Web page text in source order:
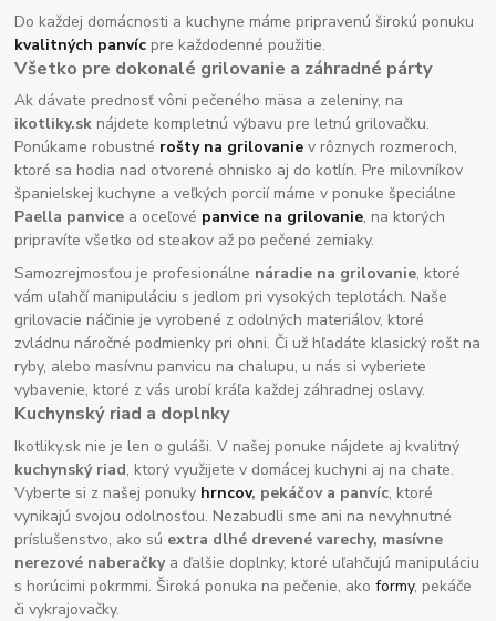
Do každej domácnosti a kuchyne máme pripravenú širokú ponuku
kvalitných panvíc pre každodenné použitie.
Všetko pre dokonalé grilovanie a záhradné párty
Ak dávate prednosť vôni pečeného mäsa a zeleniny, na
ikotliky.sk nájdete kompletnú výbavu pre letnú grilovačku.
Ponúkame robustné rošty na grilovanie v rôznych rozmeroch,
ktoré sa hodia nad otvorené ohnisko aj do kotlín. Pre milovníkov
španielskej kuchyne a veľkých porcií máme v ponuke špeciálne
Paella panvice a oceľové panvice na grilovanie, na ktorých
pripravíte všetko od steakov až po pečené zemiaky.
Samozrejmosťou je profesionálne náradie na grilovanie, ktoré
vám uľahčí manipuláciu s jedlom pri vysokých teplotách. Naše
grilovacie náčinie je vyrobené z odolných materiálov, ktoré
zvládnu náročné podmienky pri ohni. Či už hľadáte klasický rošt na
ryby, alebo masívnu panvicu na chalupu, u nás si vyberiete
vybavenie, ktoré z vás urobí kráľa každej záhradnej oslavy.
Kuchynský riad a doplnky
Ikotliky.sk nie je len o guláši. V našej ponuke nájdete aj kvalitný
kuchynský riad, ktorý využijete v domácej kuchyni aj na chate.
Vyberte si z našej ponuky hrncov, pekáčov a panvíc, ktoré
vynikajú svojou odolnosťou. Nezabudli sme ani na nevyhnutné
príslušenstvo, ako sú extra dlhé drevené varechy, masívne
nerezové naberačkya ďalšie doplnky, ktoré uľahčujú manipuláciu
s horúcimi pokrmmi. Široká ponuka na pečenie, akoformy, pekáče
či vykrajovačky.